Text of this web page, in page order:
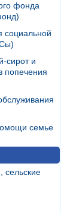
фонда
социальной
сирот и
попечения
семье
сельские